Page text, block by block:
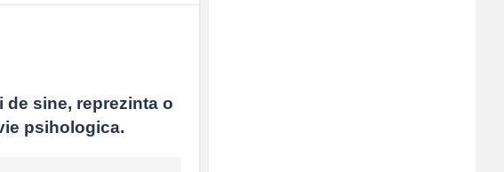
sine, reprezinta o
psihologica.